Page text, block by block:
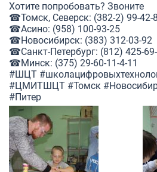
Хотите попробовать? Звоните
☎Томск, Северск: (382-2) 99-42-
☎Асино: (958) 100-93-25
☎Новосибирск: (383) 312-03-92
☎Санкт-Петербург: (812) 425-
☎Минск: (375) 29-60-11-4-11
#ШЦТ
#ЦМИТШЦТ #Томск
#Питер